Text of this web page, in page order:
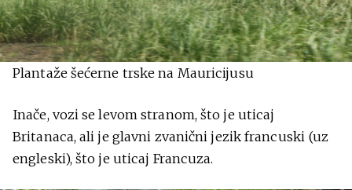
Plantaže šećerne trske na Mauricijusu
Inače, vozi se levom stranom, što je uticaj
Britanaca, ali je glavni zvanični jezik francuski (uz
engleski), što je uticaj Francuza.